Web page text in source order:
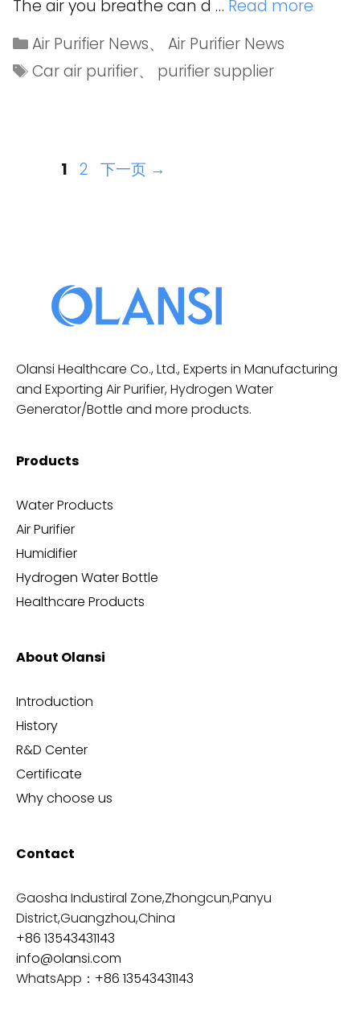
The air you breathe can d … Read more
Air Purifier News、Air Purifier News
Car air purifier、 purifier supplier
1 2 下一页 →
Olansi Healthcare Co., Ltd., Experts in Manufacturing
and Exporting Air Purifier, Hydrogen Water
Generator/Bottle and more products.
Products
Water Products
Air Purifier
Humidifier
Hydrogen Water Bottle
Healthcare Products
About Olansi
Introduction
History
R&D Center
Certificate
Why choose us
Contact
Gaosha Industiral Zone,Zhongcun,Panyu
District,Guangzhou,China
+86 13543431143
info@olansi.com
WhatsApp： +86 13543431143